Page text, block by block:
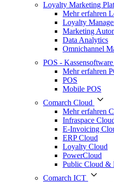
Loyalty Marketing
Mehr erfahren
Loyalty
Marketing
Data Analytics
Omnichannel
POS - Kassensoftware
Mehr erfahren
POS
Mobile POS
Comarch Cloud
Mehr erfahren
Infraspace
E-Invoicing
ERP Cloud
Loyalty Cloud
PowerCloud
Public Cloud &
Comarch ICT